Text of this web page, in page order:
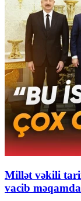
Millət vəkili
vacib